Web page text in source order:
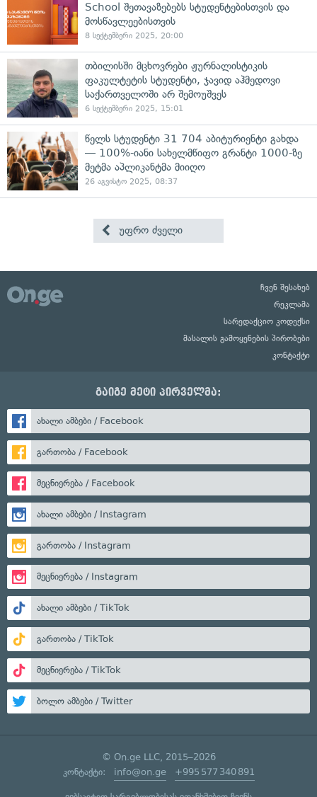
School შეთავაზებებს სტუდენტებისთვის და
მოსწავლეებისთვის
8 სექტემბერი 2025, 20:00
თბილისში მცხოვრები ჟურნალისტიკის
ფაკულტეტის სტუდენტი, ჯავიდ აჰმედოვი
საქართველოში არ შემოუშვეს
6 სექტემბერი 2025, 15:01
წელს სტუდენტი 31 704 აბიტურიენტი გახდა
— 100%-იანი სახელმწიფო გრანტი 1000-ზე
მეტმა აპლიკანტმა მიიღო
26 აგვისტო 2025, 08:37
უფრო ძველი
ჩვენ შესახებ
რეკლამა
სარედაქციო კოდექსი
მასალის გამოყენების პირობები
კონტაქტი
გაიგე მეტი პირველმა:
ახალი ამბები / Facebook
გართობა / Facebook
მეცნიერება / Facebook
ახალი ამბები / Instagram
გართობა / Instagram
მეცნიერება / Instagram
ახალი ამბები / TikTok
გართობა / TikTok
მეცნიერება / TikTok
ბოლო ამბები / Twitter
© On.ge LLC, 2015–2026
კონტაქტი: info@on.ge +995 577 340 891